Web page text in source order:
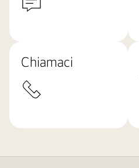
Chiamaci